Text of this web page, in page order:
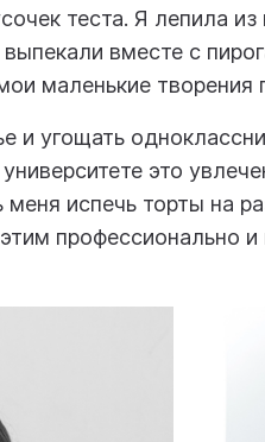
теста. Я лепила
вместе с
маленькие творения
и угощать
это
меня испечь торты на
профессионально и